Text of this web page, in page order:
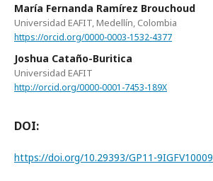
María Fernanda Ramírez Brouchoud
Universidad EAFIT, Medellín, Colombia
https://orcid.org/0000-0003-1532-4377
Joshua Cataño-Buritica
Universidad EAFIT
http://orcid.org/0000-0001-7453-189X
DOI:
https://doi.org/10.29393/GP11-9IGFV10009